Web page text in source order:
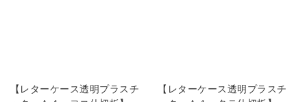
【レターケース透明プラスチ
【レターケース透明プラスチ